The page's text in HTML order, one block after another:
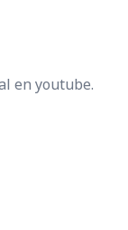
en youtube.